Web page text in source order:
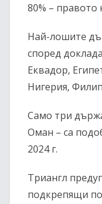
80% – правото
Най-лошите
според
Еквадор,
Нигерия,
Само три
Оман – са
2024 г.
Триангл
подкрепящи